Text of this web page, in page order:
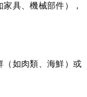
具、機械部件），
（如肉類、海鮮）或